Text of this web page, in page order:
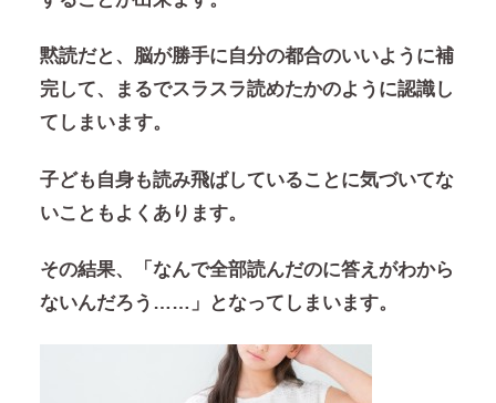
黙読だと、脳が勝手に自分の都合のいいように補
完して、まるでスラスラ読めたかのように認識し
てしまいます。
子ども自身も読み飛ばしていることに気づいてな
いこともよくあります。
その結果、「なんで全部読んだのに答えがわから
ないんだろう……」となってしまいます。